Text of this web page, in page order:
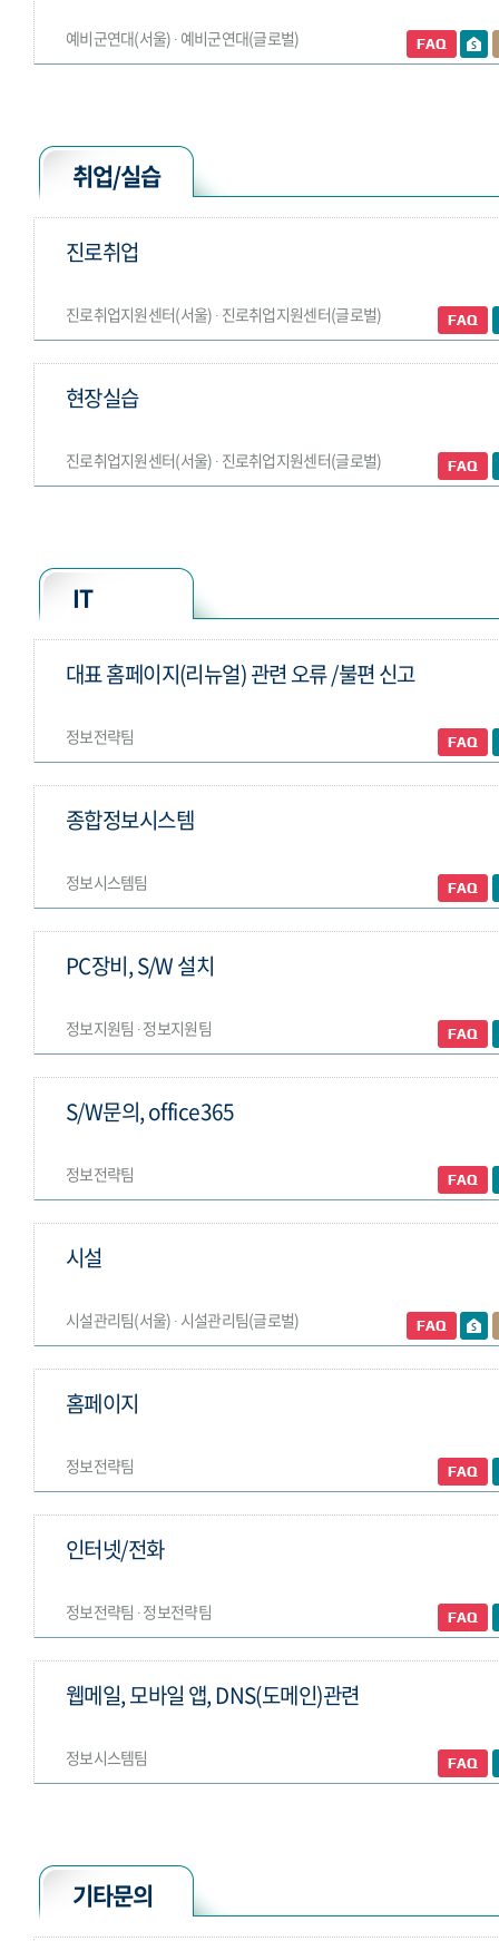
예비군연대(서울) ∙ 예비군연대(글로벌)
취업/실습
진로취업지원센터(서울) ∙ 진로취업지원센터(글로벌)
진로취업
진로취업지원센터(서울) ∙ 진로취업지원센터(글로벌)
현장실습
IT
정보전략팀
대표 홈페이지(리뉴얼) 관련 오류 /불편 신고
정보시스템팀
종합정보시스템
정보지원팀 ∙ 정보지원팀
PC장비, S/W 설치
정보전략팀
S/W문의, office365
시설관리팀(서울) ∙ 시설관리팀(글로벌)
시설
정보전략팀
홈페이지
정보전략팀 ∙ 정보전략팀
인터넷/전화
정보시스템팀
웹메일, 모바일 앱, DNS(도메인)관련
기타문의